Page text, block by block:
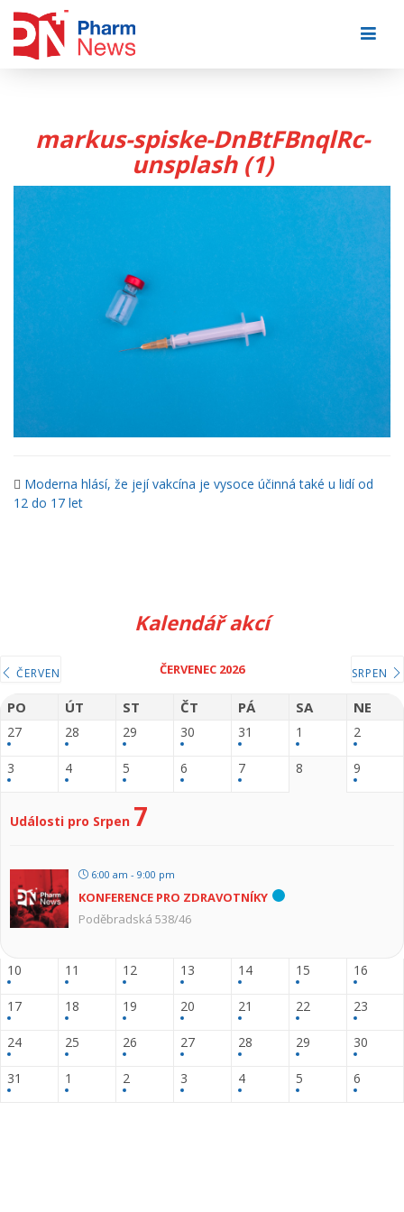
markus-spiske-DnBtFBnqlRc-
unsplash (1)
Moderna hlásí, že její vakcína je vysoce účinná také u lidí od
12 do 17 let
Kalendář akcí
ČERVEN ČERVENEC 2026 SRPEN
PO ÚT ST ČT PÁ SA NE
27 28 29 30 31 1 2
3 4 5 6 7 8 9
Události pro Srpen 7
6:00 am - 9:00 pm
KONFERENCE PRO ZDRAVOTNÍKY
Poděbradská 538/46
10 11 12 13 14 15 16
17 18 19 20 21 22 23
24 25 26 27 28 29 30
31 1 2 3 4 5 6